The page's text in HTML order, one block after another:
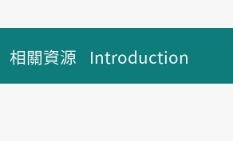
相關資源 Introduction